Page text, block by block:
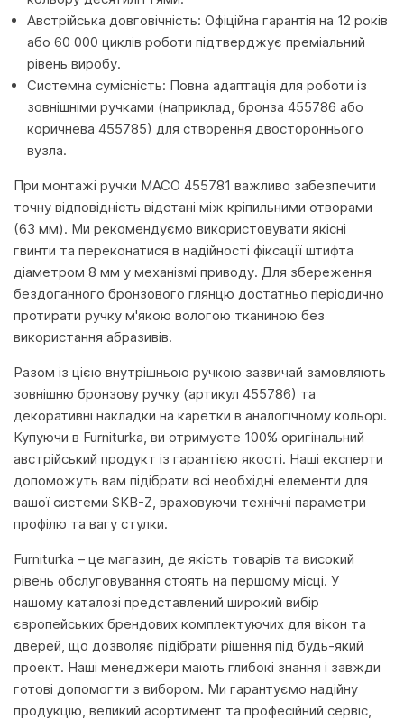
Австрійська довговічність: Офіційна гарантія на 12 років
або 60 000 циклів роботи підтверджує преміальний
рівень виробу.
Системна сумісність: Повна адаптація для роботи із
зовнішніми ручками (наприклад, бронза 455786 або
коричнева 455785) для створення двостороннього
вузла.
При монтажі ручки MACO 455781 важливо забезпечити
точну відповідність відстані між кріпильними отворами
(63 мм). Ми рекомендуємо використовувати якісні
гвинти та переконатися в надійності фіксації штифта
діаметром 8 мм у механізмі приводу. Для збереження
бездоганного бронзового глянцю достатньо періодично
протирати ручку м'якою вологою тканиною без
використання абразивів.
Разом із цією внутрішньою ручкою зазвичай замовляють
зовнішню бронзову ручку (артикул 455786) та
декоративні накладки на каретки в аналогічному кольорі.
Купуючи в Furniturka, ви отримуєте 100% оригінальний
австрійський продукт із гарантією якості. Наші експерти
допоможуть вам підібрати всі необхідні елементи для
вашої системи SKB-Z, враховуючи технічні параметри
профілю та вагу стулки.
Furniturka – це магазин, де якість товарів та високий
рівень обслуговування стоять на першому місці. У
нашому каталозі представлений широкий вибір
європейських брендових комплектуючих для вікон та
дверей, що дозволяє підібрати рішення під будь-який
проект. Наші менеджери мають глибокі знання і завжди
готові допомогти з вибором. Ми гарантуємо надійну
продукцію, великий асортимент та професійний сервіс,